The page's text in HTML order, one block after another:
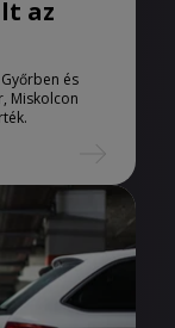
az
és
Miskolcon